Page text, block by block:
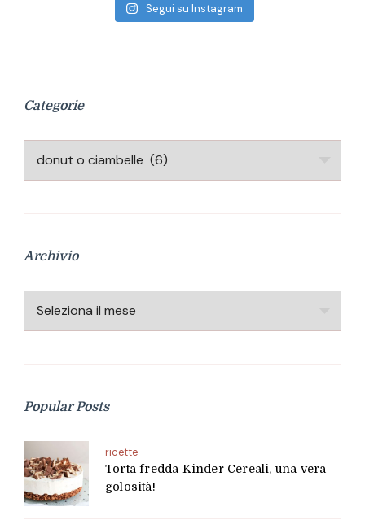
Segui su Instagram
Categorie
Categorie
Archivio
Archivio
Popular Posts
ricette
Torta fredda Kinder Cereali, una vera
golosità!